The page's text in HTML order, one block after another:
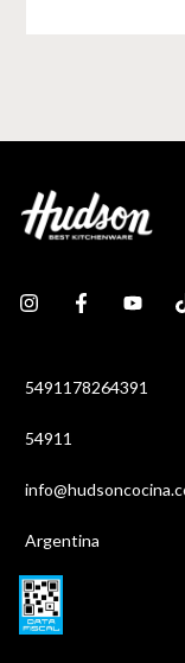
5491178264391
54911
Argentina